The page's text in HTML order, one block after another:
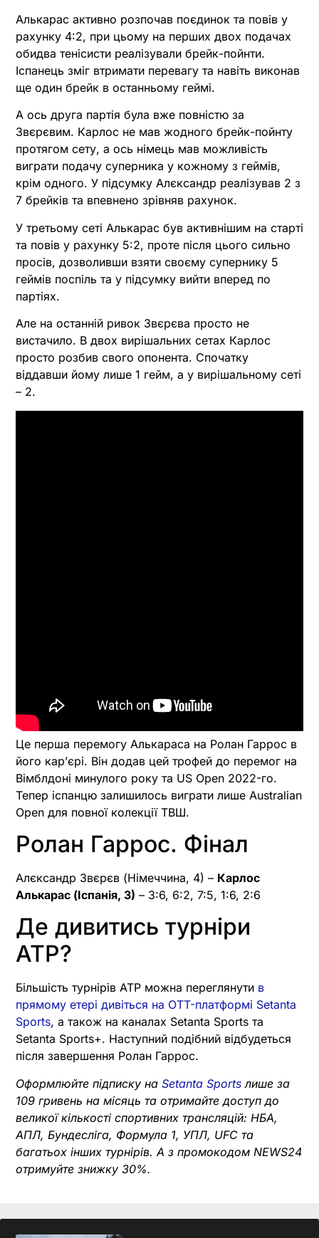
Алькарас активно розпочав поєдинок та повів у
рахунку 4:2, при цьому на перших двох подачах
обидва тенісисти реалізували брейк-пойнти.
Іспанець зміг втримати перевагу та навіть виконав
ще один брейк в останньому геймі.
А ось друга партія була вже повністю за
Звєрєвим. Карлос не мав жодного брейк-пойнту
протягом сету, а ось німець мав можливість
виграти подачу суперника у кожному з геймів,
крім одного. У підсумку Алєксандр реалізував 2 з
7 брейків та впевнено зрівняв рахунок.
У третьому сеті Алькарас був активнішим на старті
та повів у рахунку 5:2, проте після цього сильно
просів, дозволивши взяти своєму супернику 5
геймів поспіль та у підсумку вийти вперед по
партіях.
Але на останній ривок Звєрєва просто не
вистачило. В двох вирішальних сетах Карлос
просто розбив свого опонента. Спочатку
віддавши йому лише 1 гейм, а у вирішальному сеті
– 2.
Це перша перемогу Алькараса на Ролан Гаррос в
його кар’єрі. Він додав цей трофей до перемог на
Вімблдоні минулого року та US Open 2022-го.
Тепер іспанцю залишилось виграти лише Australian
Open для повної колекції ТВШ.
Ролан Гаррос. Фінал
Алєксандр Звєрєв (Німеччина, 4) – Карлос
Алькарас (Іспанія, 3) – 3:6, 6:2, 7:5, 1:6, 2:6
Де дивитись турніри
ATP?
Більшість турнірів ATP можна переглянути в
прямому етері дивіться на OTT-платформі Setanta
Sports, а також на каналах Setanta Sports та
Setanta Sports+. Наступний подібний відбудеться
після завершення Ролан Гаррос.
Оформлюйте підписку на Setanta Sports лише за
109 гривень на місяць та отримайте доступ до
великої кількості спортивних трансляцій: НБА,
АПЛ, Бундесліга, Формула 1, УПЛ, UFC та
багатьох інших турнірів. А з промокодом NEWS24
отримуйте знижку 30%.